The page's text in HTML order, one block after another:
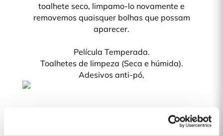
toalhete seco, limpamo-lo novamente e
removemos quaisquer bolhas que possam
aparecer.
Película Temperada.
Toalhetes de limpeza (Seca e húmida).
Adesivos anti-pó,
Queres proteger o teu telemóvel? As
nossas Películas Temperadas são a